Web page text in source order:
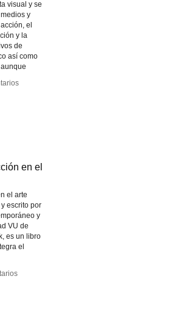
visual y se
y
el
y la
de
así como
en el
el arte
escrito por
y
VU de
es un libro
el
en el